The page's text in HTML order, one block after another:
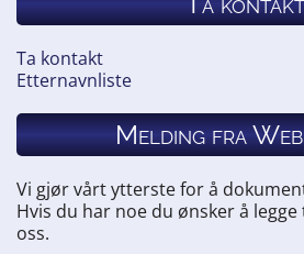
Ta kontakt
Etternavnliste
Melding fra
Vi gjør vårt ytterste for å
Hvis du har noe du ønsker å
oss.